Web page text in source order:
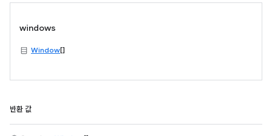
windows
Window[]
반환 값